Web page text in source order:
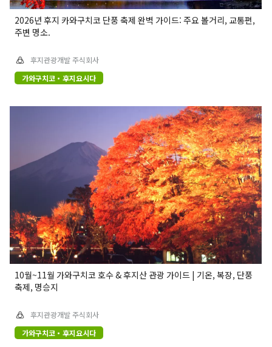
2026년 후지 카와구치코 단풍 축제 완벽 가이드: 주요 볼거리, 교통편,
주변 명소.
후지관광개발 주식회사
가와구치코・후지요시다
10월~11월 가와구치코 호수 & 후지산 관광 가이드 | 기온, 복장, 단풍
축제, 명승지
후지관광개발 주식회사
가와구치코・후지요시다